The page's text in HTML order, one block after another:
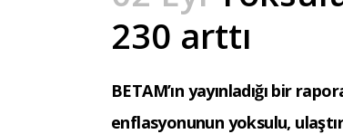
230 arttı
BETAM’ın yayınladığı bir
enflasyonunun yoksulu,